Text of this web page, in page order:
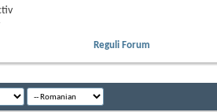
Reguli Forum